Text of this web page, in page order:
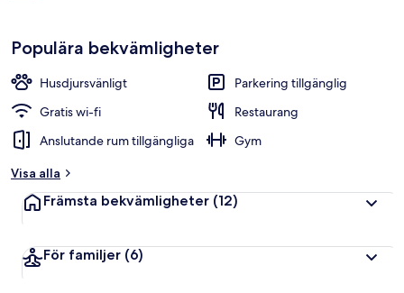
Populära bekvämligheter
Husdjursvänligt
Parkering tillgänglig
Gratis wi-fi
Restaurang
Anslutande rum tillgängliga
Gym
Visa alla
Främsta bekvämligheter (12)
För familjer (6)